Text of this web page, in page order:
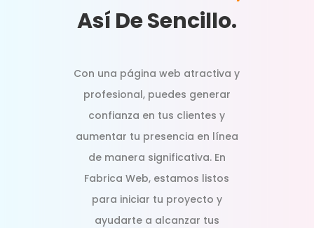
Así De Sencillo.
Con una página web atractiva y
profesional, puedes generar
confianza en tus clientes y
aumentar tu presencia en línea
de manera significativa. En
Fabrica Web, estamos listos
para iniciar tu proyecto y
ayudarte a alcanzar tus